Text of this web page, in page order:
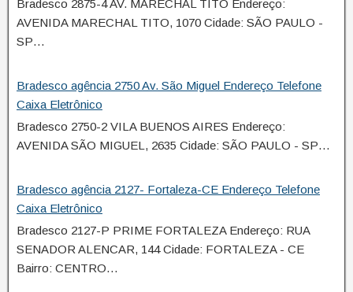
Bradesco 2875-4 AV. MARECHAL TITO Endereço:
AVENIDA MARECHAL TITO, 1070 Cidade: SÃO PAULO -
SP…
Bradesco agência 2750 Av. São Miguel Endereço Telefone
Caixa Eletrônico
Bradesco 2750-2 VILA BUENOS AIRES Endereço:
AVENIDA SÃO MIGUEL, 2635 Cidade: SÃO PAULO - SP…
Bradesco agência 2127- Fortaleza-CE Endereço Telefone
Caixa Eletrônico
Bradesco 2127-P PRIME FORTALEZA Endereço: RUA
SENADOR ALENCAR, 144 Cidade: FORTALEZA - CE
Bairro: CENTRO…